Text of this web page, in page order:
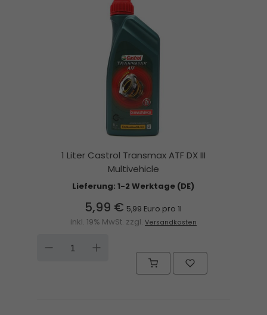
1 Liter Castrol Transmax ATF DX III
Multivehicle
Lieferung: 1-2 Werktage (DE)
5,99 € 5,99 Euro pro 1l
inkl. 19% MwSt. zzgl. Versandkosten
DOWN